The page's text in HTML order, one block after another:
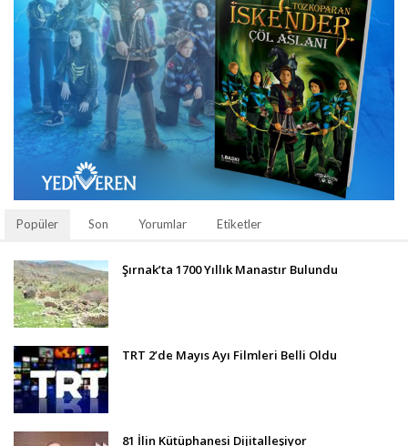
Popüler Son Yorumlar Etiketler
Şırnak’ta 1700 Yıllık Manastır Bulundu
TRT 2’de Mayıs Ayı Filmleri Belli Oldu
81 İlin Kütüphanesi Dijitalleşiyor